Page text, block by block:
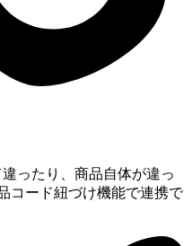
ったり、商品自体が違っ
コード紐づけ機能で連携で